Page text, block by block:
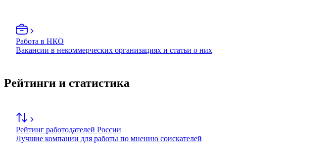
Работа в НКО
Вакансии в некоммерческих организациях и статьи о них
Рейтинги и статистика
Рейтинг работодателей России
Лучшие компании для работы по мнению соискателей